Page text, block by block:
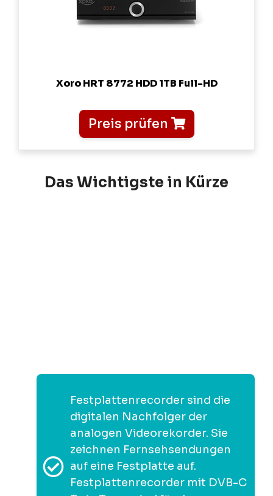
Xoro HRT 8772 HDD 1TB Full-HD
Preis prüfen
Das Wichtigste in Kürze
Festplattenrecorder sind die
digitalen Nachfolger der
analogen Videorekorder. Sie
zeichnen Fernsehsendungen
auf eine Festplatte auf.
Festplattenrecorder mit DVB-C